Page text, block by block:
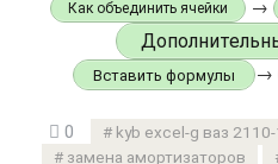
Как объединить ячейки →
Вставить формулы →
0 kyb excel-g ваз
замена амортизаторов